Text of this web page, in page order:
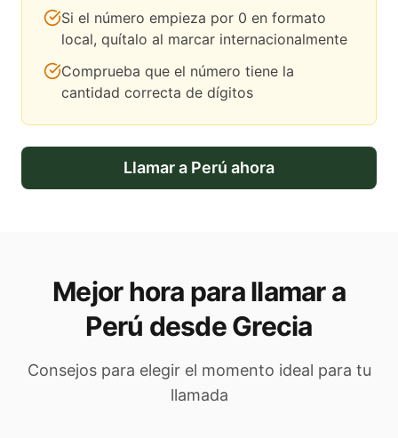
Si el número empieza por 0 en formato
local, quítalo al marcar internacionalmente
Comprueba que el número tiene la
cantidad correcta de dígitos
Llamar a Perú ahora
Mejor hora para llamar a
Perú desde Grecia
Consejos para elegir el momento ideal para tu
llamada